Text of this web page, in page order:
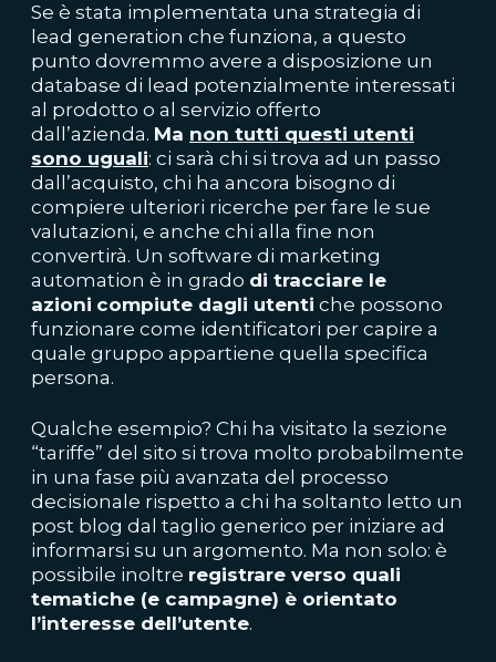
Se è stata implementata una strategia di
lead generation che funziona, a questo
punto dovremmo avere a disposizione un
database di lead potenzialmente interessati
al prodotto o al servizio offerto
dall’azienda. Ma non tutti questi utenti
sono uguali: ci sarà chi si trova ad un passo
dall’acquisto, chi ha ancora bisogno di
compiere ulteriori ricerche per fare le sue
valutazioni, e anche chi alla fine non
convertirà. Un software di marketing
automation è in grado di tracciare le
azioni compiute dagli utenti che possono
funzionare come identificatori per capire a
quale gruppo appartiene quella specifica
persona.
Qualche esempio? Chi ha visitato la sezione
“tariffe” del sito si trova molto probabilmente
in una fase più avanzata del processo
decisionale rispetto a chi ha soltanto letto un
post blog dal taglio generico per iniziare ad
informarsi su un argomento. Ma non solo: è
possibile inoltre registrare verso quali
tematiche (e campagne) è orientato
l’interesse dell’utente.